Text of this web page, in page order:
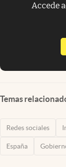
Accede
Temas
Redes sociales
España